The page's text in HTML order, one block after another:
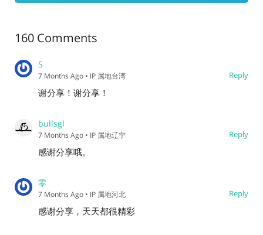
160 Comments
S
Reply
7 Months Ago • IP 属地台湾
谢分享！谢分享！
bullsgl
Reply
7 Months Ago • IP 属地辽宁
感谢分享哦。
零
Reply
7 Months Ago • IP 属地河北
感谢分享，天天都很精彩